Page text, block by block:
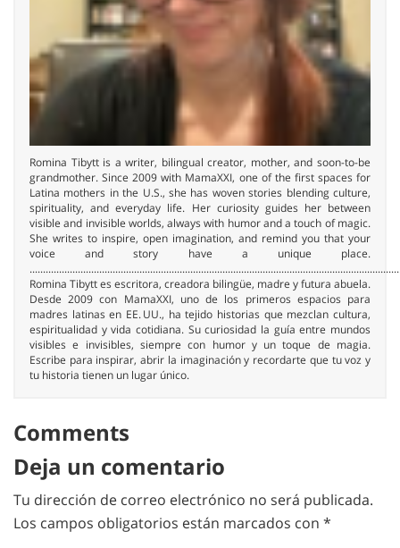
Romina Tibytt is a writer, bilingual creator, mother, and soon-to-be
grandmother. Since 2009 with MamaXXI, one of the first spaces for
Latina mothers in the U.S., she has woven stories blending culture,
spirituality, and everyday life. Her curiosity guides her between
visible and invisible worlds, always with humor and a touch of magic.
She writes to inspire, open imagination, and remind you that your
voice and story have a unique place.
Romina Tibytt es escritora, creadora bilingüe, madre y futura abuela.
Desde 2009 con MamaXXI, uno de los primeros espacios para
madres latinas en EE. UU., ha tejido historias que mezclan cultura,
espiritualidad y vida cotidiana. Su curiosidad la guía entre mundos
visibles e invisibles, siempre con humor y un toque de magia.
Escribe para inspirar, abrir la imaginación y recordarte que tu voz y
tu historia tienen un lugar único.
Comments
Deja un comentario
Tu dirección de correo electrónico no será publicada.
Los campos obligatorios están marcados con *